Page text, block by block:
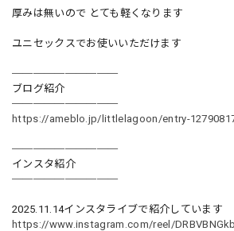
厚みは無いので とても軽くなります
ユニセックスでお使いいただけます
──────────
ブログ紹介
──────────
https://ameblo.jp/littlelagoon/entry-
──────────
インスタ紹介
──────────
2025.11.14インスタライブで紹介しています
https://www.instagram.com/reel/